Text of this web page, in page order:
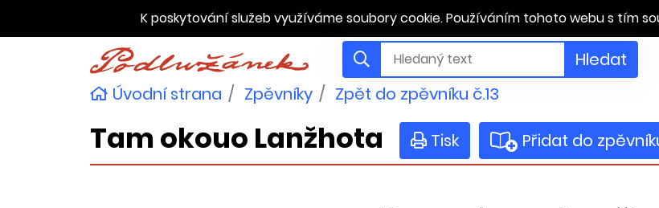
K poskytování služeb využíváme soubory cookie. Používáním tohoto webu s tím
Hledat
Úvodní strana
Zpěvníky Zpět do zpěvníku č.13
Tam okouo Lanžhota Tisk Přidat do